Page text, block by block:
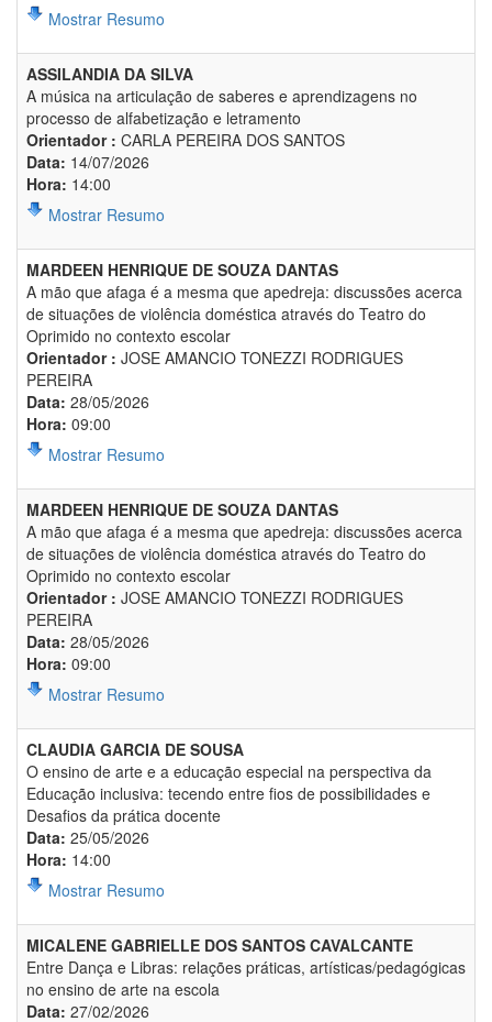
Mostrar Resumo
ASSILANDIA DA SILVA
A música na articulação de saberes e aprendizagens no
processo de alfabetização e letramento
Orientador : CARLA PEREIRA DOS SANTOS
Data: 14/07/2026
Hora: 14:00
Mostrar Resumo
MARDEEN HENRIQUE DE SOUZA DANTAS
A mão que afaga é a mesma que apedreja: discussões acerca
de situações de violência doméstica através do Teatro do
Oprimido no contexto escolar
Orientador : JOSE AMANCIO TONEZZI RODRIGUES
PEREIRA
Data: 28/05/2026
Hora: 09:00
Mostrar Resumo
MARDEEN HENRIQUE DE SOUZA DANTAS
A mão que afaga é a mesma que apedreja: discussões acerca
de situações de violência doméstica através do Teatro do
Oprimido no contexto escolar
Orientador : JOSE AMANCIO TONEZZI RODRIGUES
PEREIRA
Data: 28/05/2026
Hora: 09:00
Mostrar Resumo
CLAUDIA GARCIA DE SOUSA
O ensino de arte e a educação especial na perspectiva da
Educação inclusiva: tecendo entre fios de possibilidades e
Desafios da prática docente
Data: 25/05/2026
Hora: 14:00
Mostrar Resumo
MICALENE GABRIELLE DOS SANTOS CAVALCANTE
Entre Dança e Libras: relações práticas, artísticas/pedagógicas
no ensino de arte na escola
Data: 27/02/2026